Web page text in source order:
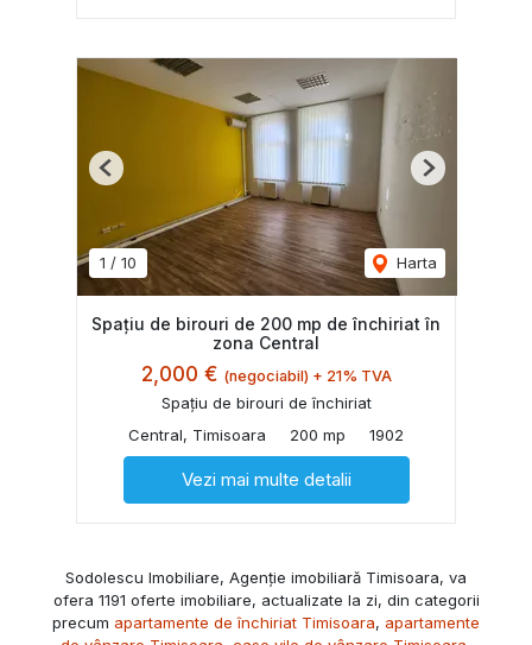
1 / 10 Harta
Previous Next
Spațiu de birouri de 200 mp de închiriat în
zona Central
2,000 € (negociabil) + 21% TVA
Spațiu de birouri de închiriat
Central, Timisoara
200 mp 1902
Vezi mai multe detalii
Sodolescu Imobiliare, Agenție imobiliară Timisoara, va
ofera 1191 oferte imobiliare, actualizate la zi, din categorii
precum apartamente de închiriat Timisoara, apartamente